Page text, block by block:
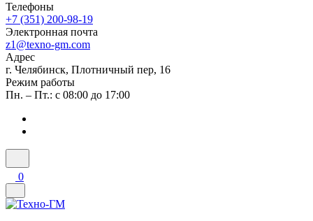
Телефоны
+7 (351) 200-98-19
Электронная почта
z1@texno-gm.com
Адрес
г. Челябинск, Плотничный пер, 16
Режим работы
Пн. – Пт.: с 08:00 до 17:00
0